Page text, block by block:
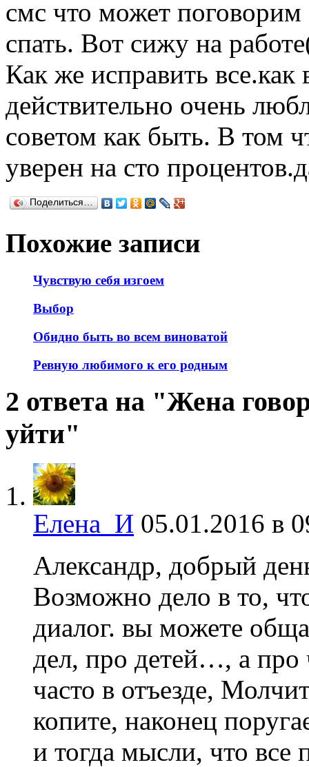
смс что может поговорим
спать. Вот сижу на
Как же исправить все.как
действительно очень
советом как быть. В том
уверен на сто
Поделиться…
Похожие записи
Чувствую себя изгоем
Выбор
Обидно быть во всем виноватой
Ревную любимого к его родным
2 ответа на "Жена
уйти"
Елена_И 05.01.2016 в
Александр, добрый
Возможно дело в то,
диалог. вы можете
дел, про детей…, а про
часто в отъезде,
копите, наконец
и тогда мысли, что все